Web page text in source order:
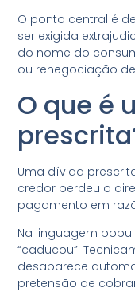
O ponto central é
ser exigida
do nome do
ou renegociação
O que é
Uma dívida
credor perdeu o
pagamento em
Na linguagem
“caducou”.
desaparece
pretensão de